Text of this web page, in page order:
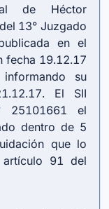
de Héctor
13° Juzgado
en el
fecha 19.12.17
su
El SII
25101661 el
dentro de 5
que lo
artículo 91 del